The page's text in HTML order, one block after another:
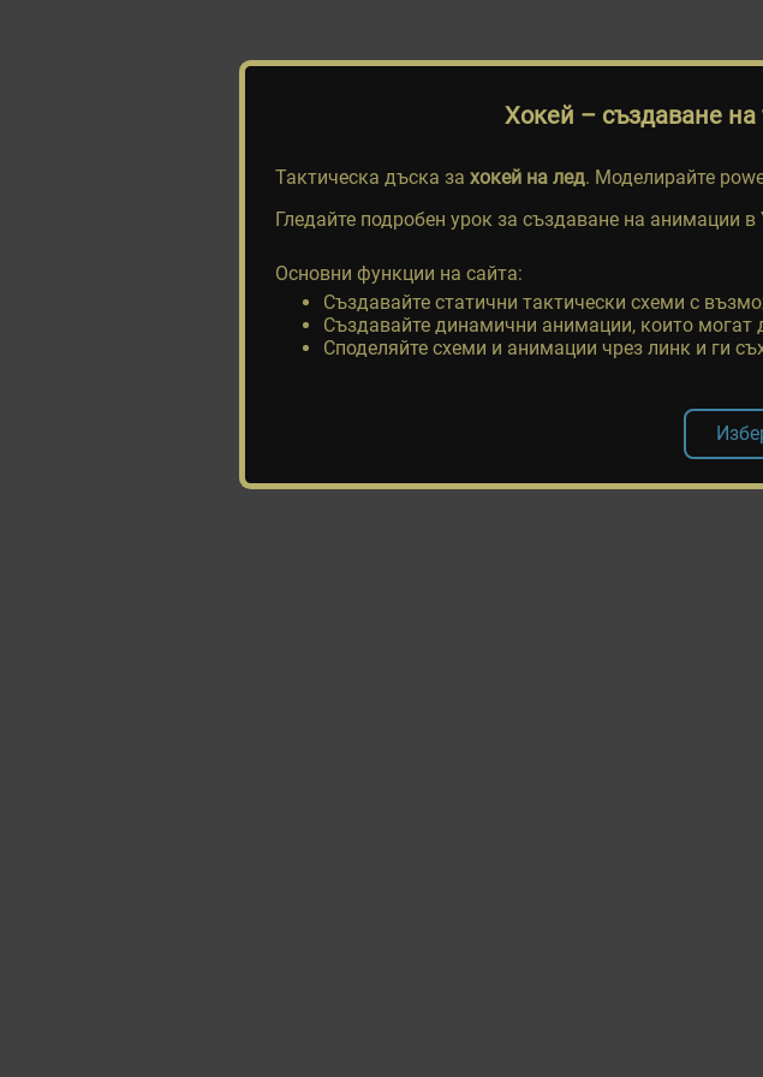
Хокей – създаване
Тактическа дъска за хокей на лед. Моделирайте
Гледайте подробен урок за създаване на анимации в
Основни функции на сайта:
Създавайте статични тактически схеми с
Създавайте динамични анимации, които могат
Споделяйте схеми и анимации чрез линк и ги